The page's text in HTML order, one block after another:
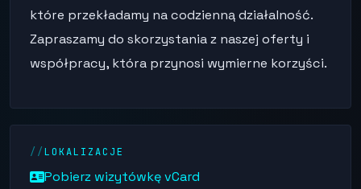
które przekładamy na codzienną działalność.
Zapraszamy do skorzystania z naszej oferty i
współpracy, która przynosi wymierne korzyści.
LOKALIZACJE
Pobierz wizytówkę vCard